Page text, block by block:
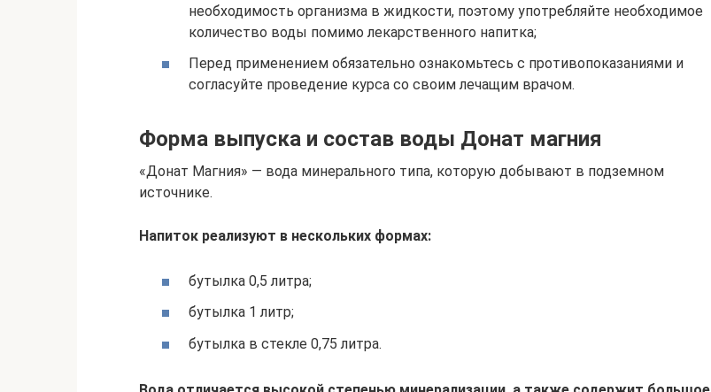
необходимость организма в жидкости, поэтому употребляйте необходимое
количество воды помимо лекарственного напитка;
Перед применением обязательно ознакомьтесь с противопоказаниями и
согласуйте проведение курса со своим лечащим врачом.
Форма выпуска и состав воды Донат магния
«Донат Магния» — вода минерального типа, которую добывают в подземном
источнике.
Напиток реализуют в нескольких формах:
бутылка 0,5 литра;
бутылка 1 литр;
бутылка в стекле 0,75 литра.